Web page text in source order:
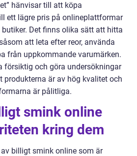
hänvisar till att köpa
ett lägre pris på onlineplattformar
Det finns olika sätt att hitta
att leta efter reor, använda
från uppkommande varumärken.
försiktig och göra undersökningar
produkterna är av hög kvalitet och
är pålitliga.
smink online
kring dem
billigt smink online som är